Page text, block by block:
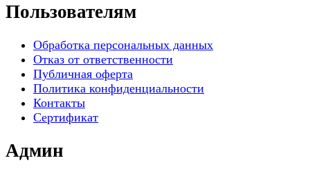
Пользователям
Обработка персональных данных
Отказ от ответственности
Публичная оферта
Политика конфиденциальности
Контакты
Сертификат
Админ